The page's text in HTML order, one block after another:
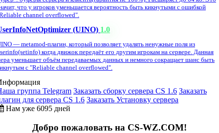
что у игроков уменьшается вероятность быть кикнутыми с ошибкой
channel overflowed".
(UINO) 1.0
— metamod-плагин, который позволяет удалять ненужные поля из
когда движок передаёт его другим игрокам на сервере. Данная
уменьшает объём передаваемых данных и немного сокращает шанс быть
с "Reliable channel overflowed".
группа Telegram Заказать сборку сервера CS 1.6 Заказать
для сервера CS 1.6 Заказать Установку сервера
Нам уже 6095 дней
Добро пожаловать на CS-WZ.COM!